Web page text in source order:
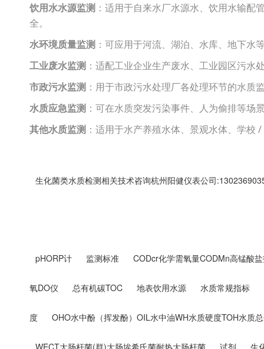
饮用水水源监测 ：适用于自来水厂水源水、饮用水输
全。
水环境质量监测 ：可应用于河流、湖泊、水库、地下
工业废水监测 ：适配工业企业生产废水、工业园区污
市政污水监测 ：用于市政污水处理厂各处理环节的水
水质应急监测 ：可在水质突发污染事件、人为偷排等
其他水质监测 ：适用于水产养殖水体、景观水体、学
生化菌类水质检测相关技术咨询杭州阳健仪表公司
pHORP计 监测标准 CODcr化学需氧量CODMn高锰酸
氧DO仪 总有机碳TOC 地表饮用水源 水质常规指标
度 OHO水中酚（挥发酚）OIL水中油WH水质硬度TOH水质
WECT大肠杆菌(群)大肠埃希氏菌耐热大肠杆菌 试剂 生